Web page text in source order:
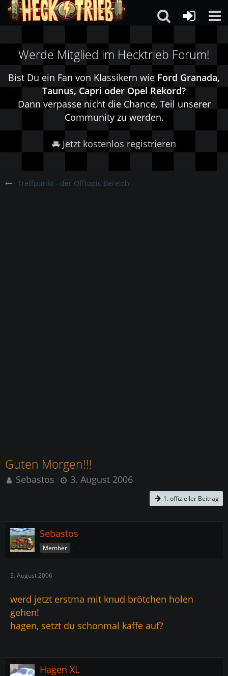
Werde Mitglied im Hecktrieb Forum!
Bist Du ein Fan von Klassikern wie Ford Granada,
Taunus, Capri oder Opel Rekord?
Dann verpasse nicht die Chance, Teil unserer
Community zu werden.
🚘 Jetzt kostenlos registrieren
Treffpunkt - der Offtopic Bereich
Guten Morgen!!!
Sebastos 3. August 2006
1. offizieller Beitrag
Sebastos
Member
3. August 2006
werd jetzt erstma mit knud brötchen holen
gehen!
hagen, setzt du schonmal kaffe auf?
Hagen XL